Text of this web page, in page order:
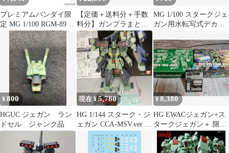
プレミアムバンダイ限
定 MG 1/100 RGM-89D
ジェガンD型 機動戦士
ガンダムUC(ユニコー
ン) プラモデル
(5055861) バンダイスピ
リッツ
【定価＋送料分＋手数
料分】ガンプラまとめ
売り8点プレバン限定ジ
ェガンデカール付き
MG 1/100 スタークジェ
ガン用水転写式デカー
¥800
HGUC ジェガン ラン
ドセル ジャンク品
現在 ¥5,780
HG 1/144 スターク・ジ
ェガン CCA-MSV.ver 完
成品 ガンプラ
¥8,380
HG EWACジェガン+ス
タークジェガン＋ 限定
デカール（おまけ